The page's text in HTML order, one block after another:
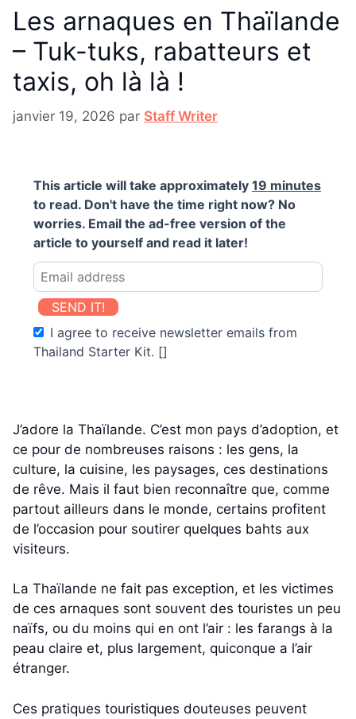
Les arnaques en Thaïlande
– Tuk-tuks, rabatteurs et
taxis, oh là là !
janvier 19, 2026 par Staff Writer
This article will take approximately 19 minutes
to read. Don't have the time right now? No
worries. Email the ad-free version of the
article to yourself and read it later!
SEND IT!
I agree to receive newsletter emails from
Thailand Starter Kit. []
J’adore la Thaïlande. C’est mon pays d’adoption, et
ce pour de nombreuses raisons : les gens, la
culture, la cuisine, les paysages, ces destinations
de rêve. Mais il faut bien reconnaître que, comme
partout ailleurs dans le monde, certains profitent
de l’occasion pour soutirer quelques bahts aux
visiteurs.
La Thaïlande ne fait pas exception, et les victimes
de ces arnaques sont souvent des touristes un peu
naïfs, ou du moins qui en ont l’air : les farangs à la
peau claire et, plus largement, quiconque a l’air
étranger.
Ces pratiques touristiques douteuses peuvent